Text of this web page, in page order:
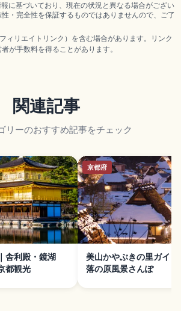
に基づいており、現在の状況と異なる場合がござい
・完全性を保証するものではありませんので、ご了
ィリエイトリンク）を含む場合があります。リンク
が手数料を得ることがあります。
関連記事
リーのおすすめ記事をチェック
舎利殿・鏡湖
都観光
京都府
美山かやぶきの里ガイド
落の原風景さんぽ